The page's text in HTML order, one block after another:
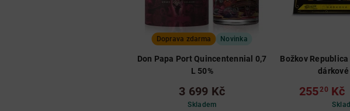
Doprava zdarma Novinka
Don Papa Port Quincentennial 0,7
L 50%
3 699 Kč
Skladem
Božkov Republica
25520 Kč